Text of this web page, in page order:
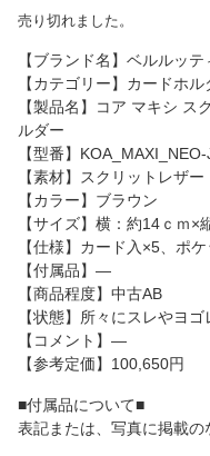
売り切れました。
【ブランド名】ベルルッ
【カテゴリー】カードホル
【製品名】コア マキシ ス
ルダー
【型番】
【素材】スクリットレザー
【カラー】ブラウン
【サイズ】横：約14ｃｍ
【仕様】カード入×5、ポケ
【付属品】―
【商品程度】中古AB
【状態】所々にスレやヨ
【コメント】―
【参考定価】100,650円
■付属品について■
表記または、写真に掲載の